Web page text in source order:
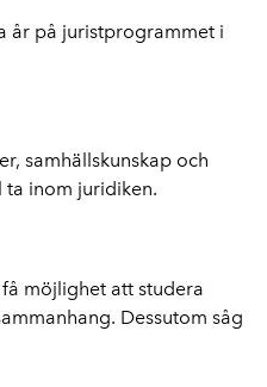
år på juristprogrammet i
samhällskunskap och
ta inom juridiken.
möjlighet att studera
Dessutom såg